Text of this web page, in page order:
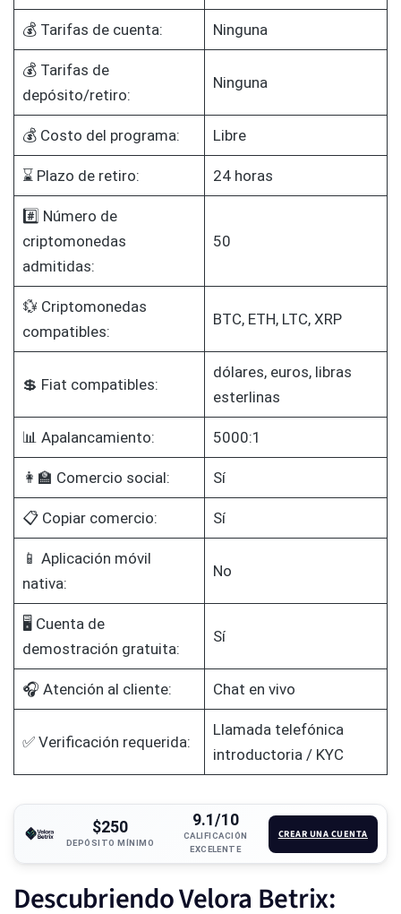
💰 Tarifas de cuenta: Ninguna
💰 Tarifas de
depósito/retiro:
Ninguna
💰 Costo del programa: Libre
⌛ Plazo de retiro: 24 horas
#️⃣ Número de
criptomonedas
admitidas:
50
💱 Criptomonedas
compatibles:
BTC, ETH, LTC, XRP
💲 Fiat compatibles:
dólares, euros, libras
esterlinas
📊 Apalancamiento: 5000:1
👩‍🏫 Comercio social: Sí
📋 Copiar comercio: Sí
📱 Aplicación móvil
nativa:
No
🖥️ Cuenta de
demostración gratuita:
Sí
🎧 Atención al cliente: Chat en vivo
✅ Verificación requerida:
Llamada telefónica
introductoria / KYC
$250
DEPÓSITO MÍNIMO
9.1/10
CALIFICACIÓN
EXCELENTE
CREAR UNA CUENTA
Descubriendo Velora Betrix: